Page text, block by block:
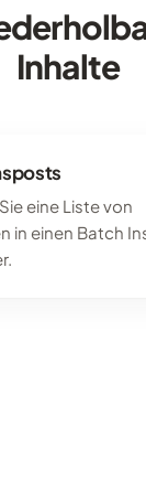
Inhalte
eine Liste von
in einen Batch